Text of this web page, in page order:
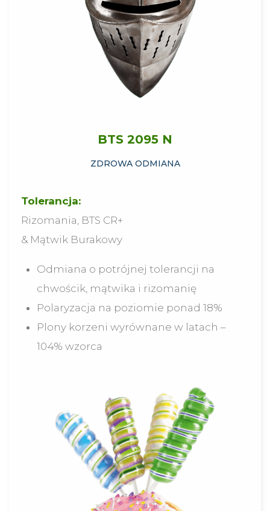
BTS 2095 N
ZDROWA ODMIANA
Tolerancja:
Rizomania, BTS CR+
& Mątwik Burakowy
Odmiana o potrójnej tolerancji na
chwościk, mątwika i rizomanię
Polaryzacja na poziomie ponad 18%
Plony korzeni wyrównane w latach –
104% wzorca